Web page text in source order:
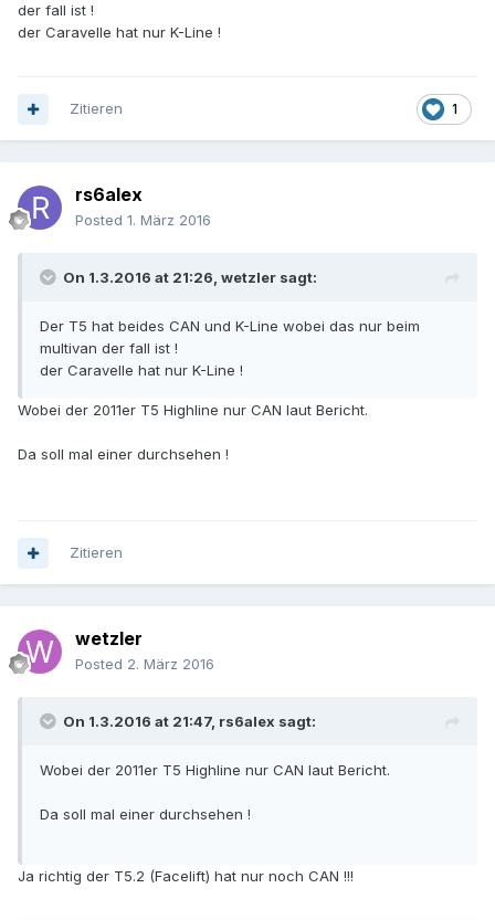
der fall ist !
der Caravelle hat nur K-Line !
1
Zitieren
rs6alex
Posted 1. März 2016
On 1.3.2016 at 21:26, wetzler sagt:
Der T5 hat beides CAN und K-Line wobei das nur beim
multivan der fall ist !
der Caravelle hat nur K-Line !
Wobei der 2011er T5 Highline nur CAN laut Bericht.
Da soll mal einer durchsehen !
Zitieren
wetzler
Posted 2. März 2016
On 1.3.2016 at 21:47, rs6alex sagt:
Wobei der 2011er T5 Highline nur CAN laut Bericht.
Da soll mal einer durchsehen !
Ja richtig der T5.2 (Facelift) hat nur noch CAN !!!